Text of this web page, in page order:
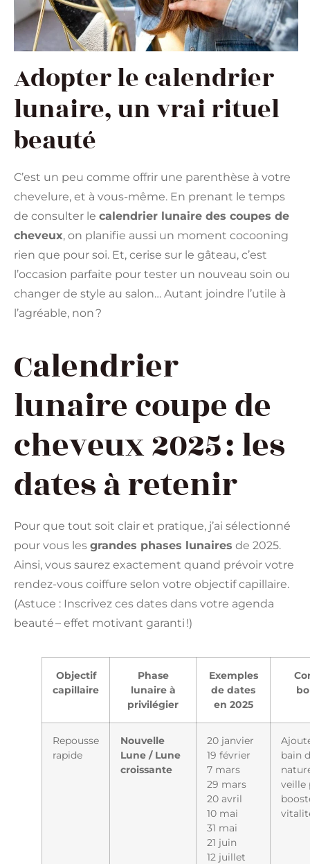
Adopter le calendrier
lunaire, un vrai rituel
beauté
C’est un peu comme offrir une parenthèse à votre
chevelure, et à vous-même. En prenant le temps
de consulter le calendrier lunaire des coupes de
cheveux, on planifie aussi un moment cocooning
rien que pour soi. Et, cerise sur le gâteau, c’est
l’occasion parfaite pour tester un nouveau soin ou
changer de style au salon… Autant joindre l’utile à
l’agréable, non ?
Calendrier
lunaire coupe de
cheveux 2025 : les
dates à retenir
Pour que tout soit clair et pratique, j’ai sélectionné
pour vous les grandes phases lunaires de 2025.
Ainsi, vous saurez exactement quand prévoir votre
rendez-vous coiffure selon votre objectif capillaire.
(Astuce : Inscrivez ces dates dans votre agenda
beauté – effet motivant garanti !)
Objectif
capillaire
Phase
lunaire à
privilégier
Exemples
de dates
en 2025
Repousse
rapide
Nouvelle
Lune / Lune
croissante
20 janvier
19 février
7 mars
29 mars
20 avril
10 mai
31 mai
21 juin
12 juillet
bain
veille